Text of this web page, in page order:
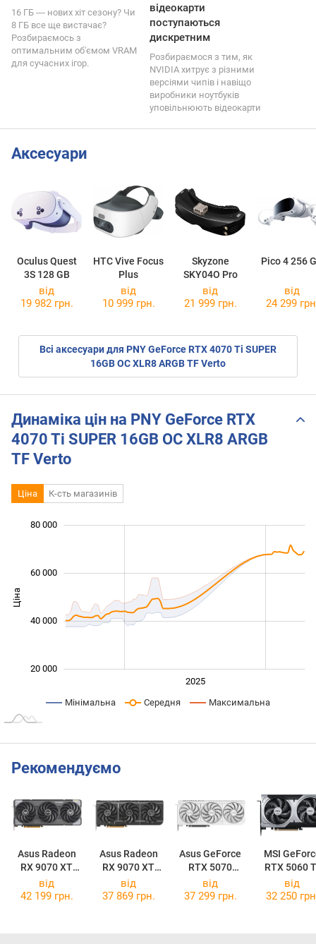
16 ГБ ― нових хіт сезону? Чи
8 ГБ все ще вистачає?
Розбираємось з
оптимальним об'ємом VRAM
для сучасних ігор.
відеокарти
поступаються
дискретним
Розбираємося з тим, як
NVIDIA хитрує з різними
версіями чипів і навіщо
виробники ноутбуків
уповільнюють відеокарти
Аксесуари
Oculus Quest
3S 128 GB
HTC Vive Focus
Plus
Skyzone
SKY04O Pro
Pico 4 256
від
19 982 грн.
від
10 999 грн.
від
21 999 грн.
від
24 299
Всі аксесуари для PNY GeForce RTX 4070 Ti SUPER
16GB OC XLR8 ARGB TF Verto
Динаміка цін на PNY GeForce RTX
4070 Ti SUPER 16GB OC XLR8 ARGB
TF Verto
Ціна К-сть магазинів
Ціна
20 000
40 000
60 000
80 000
2025
Мінімальна Середня Максимальна
Рекомендуємо
Asus Radeon
RX 9070 XT
TUF Gaming
OC 16GB
Asus Radeon
RX 9070 XT
Prime OC 16GB
Asus GeForce
RTX 5070
Prime OC White
MSI
RTX 5060
16G
2X OC
від
42 199 грн.
від
37 869 грн.
від
37 299 грн.
від
32 250